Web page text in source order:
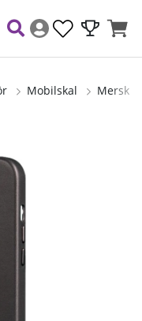
Mobilskal Merskal